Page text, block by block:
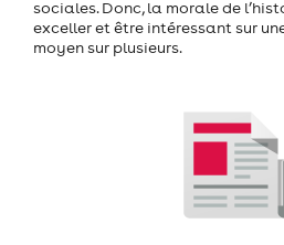
sociales. Donc, la morale de
exceller et être intéressant sur
moyen sur plusieurs.